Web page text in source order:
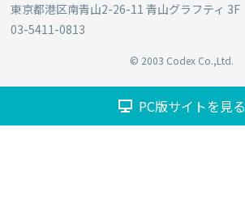
東京都港区南⻘山2-26-11 ⻘山グラフティ 3F
03-5411-0813
© 2003 Codex Co.,Ltd.
PC版サイトを見る